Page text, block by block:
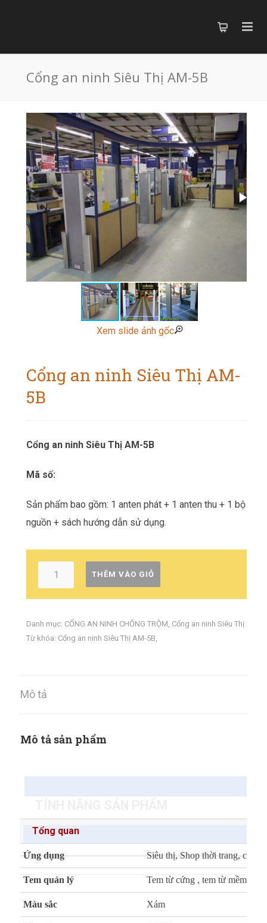
Cổng an ninh Siêu Thị AM-5B
Xem slide ảnh gốc
Cổng an ninh Siêu Thị AM-
5B
Cổng an ninh Siêu Thị AM-5B
Mã số:
Sản phẩm bao gồm: 1 anten phát + 1 anten thu + 1 bộ
nguồn + sách hướng dẫn sử dụng.
THÊM VÀO GIỎ
Danh mục: CỔNG AN NINH CHỐNG TRỘM, Cổng an ninh Siêu Thị
Từ khóa: Cổng an ninh Siêu Thị AM-5B,
Mô tả
Mô tả sản phẩm
Tổng quan
Ứng dụng Siêu thị, Shop thời trang, cửa
Tem quản lý Tem từ cứng , tem từ mềm
Màu sắc Xám